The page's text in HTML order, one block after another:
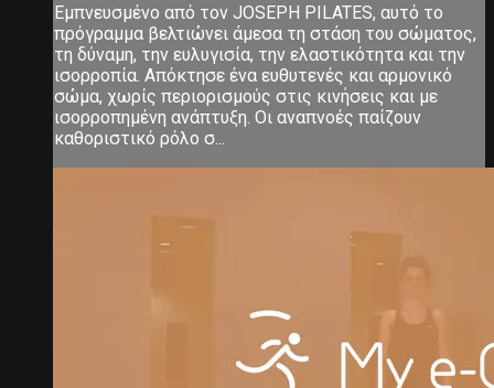
Εμπνευσμένο από τον JOSEPH PILATES, αυτό το
πρόγραμμα βελτιώνει άμεσα τη στάση του σώματος,
τη δύναμη, την ευλυγισία, την ελαστικότητα και την
ισορροπία. Απόκτησε ένα ευθυτενές και αρμονικό
σώμα, χωρίς περιορισμούς στις κινήσεις και με
ισορροπημένη ανάπτυξη. Οι αναπνοές παίζουν
καθοριστικό ρόλο σ...